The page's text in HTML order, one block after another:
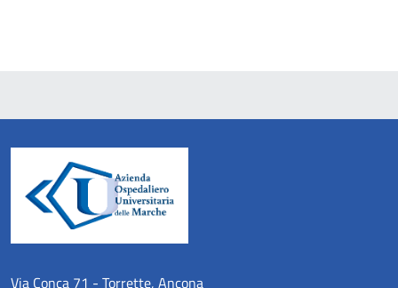
Via Conca 71 - Torrette, Ancona